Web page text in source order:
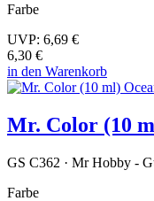
Farbe
UVP: 6,69 €
6,30 €
in den Warenkorb
Mr. Color (10
GS C362 · Mr Hobby -
Farbe